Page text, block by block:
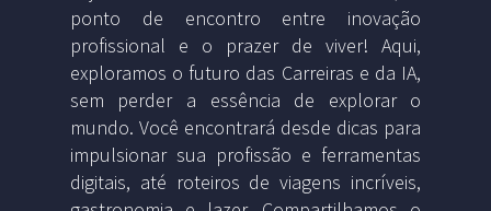
ponto de encontro entre inovação
profissional e o prazer de viver! Aqui,
exploramos o futuro das Carreiras e da IA,
sem perder a essência de explorar o
mundo. Você encontrará desde dicas para
impulsionar sua profissão e ferramentas
digitais, até roteiros de viagens incríveis,